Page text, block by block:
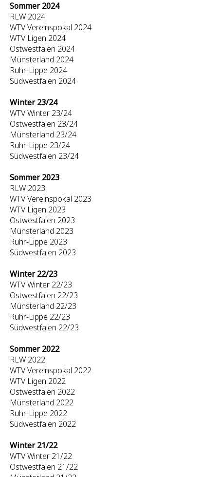
Sommer 2024
RLW 2024
WTV Vereinspokal 2024
WTV Ligen 2024
Ostwestfalen 2024
Münsterland 2024
Ruhr-Lippe 2024
Südwestfalen 2024
Winter 23/24
WTV Winter 23/24
Ostwestfalen 23/24
Münsterland 23/24
Ruhr-Lippe 23/24
Südwestfalen 23/24
Sommer 2023
RLW 2023
WTV Vereinspokal 2023
WTV Ligen 2023
Ostwestfalen 2023
Münsterland 2023
Ruhr-Lippe 2023
Südwestfalen 2023
Winter 22/23
WTV Winter 22/23
Ostwestfalen 22/23
Münsterland 22/23
Ruhr-Lippe 22/23
Südwestfalen 22/23
Sommer 2022
RLW 2022
WTV Vereinspokal 2022
WTV Ligen 2022
Ostwestfalen 2022
Münsterland 2022
Ruhr-Lippe 2022
Südwestfalen 2022
Winter 21/22
WTV Winter 21/22
Ostwestfalen 21/22